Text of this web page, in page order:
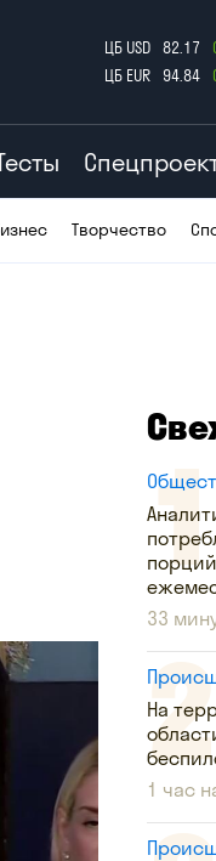
ЦБ USD 82.17
ЦБ EUR
94.84
Творчество
33
На
1 час